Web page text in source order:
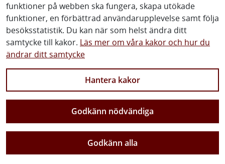
funktioner på webben ska fungera, skapa utökade
funktioner, en förbättrad användarupplevelse samt följa
besöksstatistik. Du kan när som helst ändra ditt
samtycke till kakor. Läs mer om våra kakor och hur du
ändrar ditt samtycke
Hantera kakor
Godkänn nödvändiga
Godkänn alla
Vi gör Sverige närmare
Följ oss
Facebook Youtube